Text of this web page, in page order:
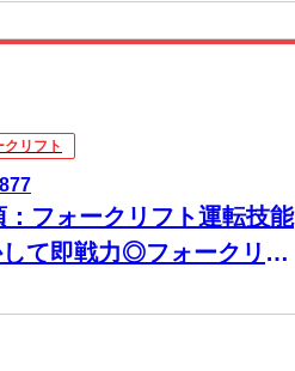
クリフト
：フォークリフト運転技能
て即戦力◎フォークリフ